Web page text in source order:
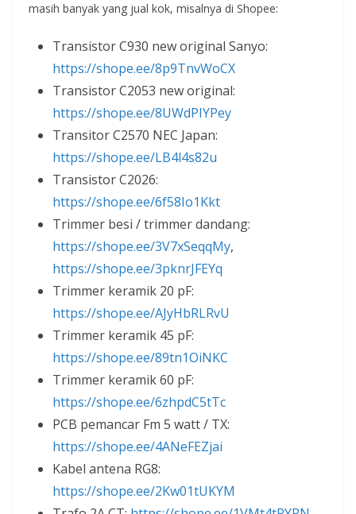
masih banyak yang jual kok, misalnya di Shopee:
Transistor C930 new original Sanyo:
https://shope.ee/8p9TnvWoCX
Transistor C2053 new original:
https://shope.ee/8UWdPIYPey
Transitor C2570 NEC Japan:
https://shope.ee/LB4l4s82u
Transistor C2026:
https://shope.ee/6f58Io1Kkt
Trimmer besi / trimmer dandang:
https://shope.ee/3V7xSeqqMy,
https://shope.ee/3pknrJFEYq
Trimmer keramik 20 pF:
https://shope.ee/AJyHbRLRvU
Trimmer keramik 45 pF:
https://shope.ee/89tn1OiNKC
Trimmer keramik 60 pF:
https://shope.ee/6zhpdC5tTc
PCB pemancar Fm 5 watt / TX:
https://shope.ee/4ANeFEZjai
Kabel antena RG8:
https://shope.ee/2Kw01tUKYM